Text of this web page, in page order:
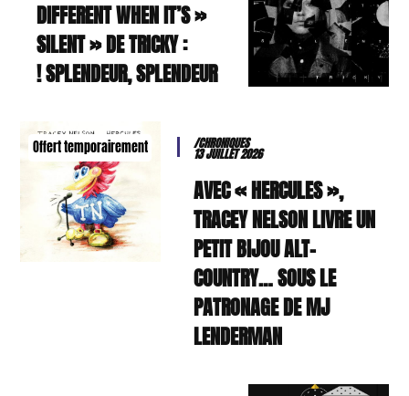
« DIFFERENT WHEN IT’S
SILENT » DE TRICKY :
SPLENDEUR, SPLENDEUR !
Offert temporairement /CHRONIQUES
13 JUILLET 2026
AVEC « HERCULES »,
TRACEY NELSON LIVRE UN
PETIT BIJOU ALT-
COUNTRY… SOUS LE
PATRONAGE DE MJ
LENDERMAN